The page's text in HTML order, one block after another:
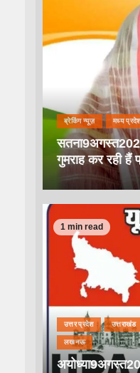
ब्रेकिंग न्यूज़ मध्य
गुमराह कर रही हैं
1 min read
उत्तर प्रदेश उत्तराखंड
लखनऊ